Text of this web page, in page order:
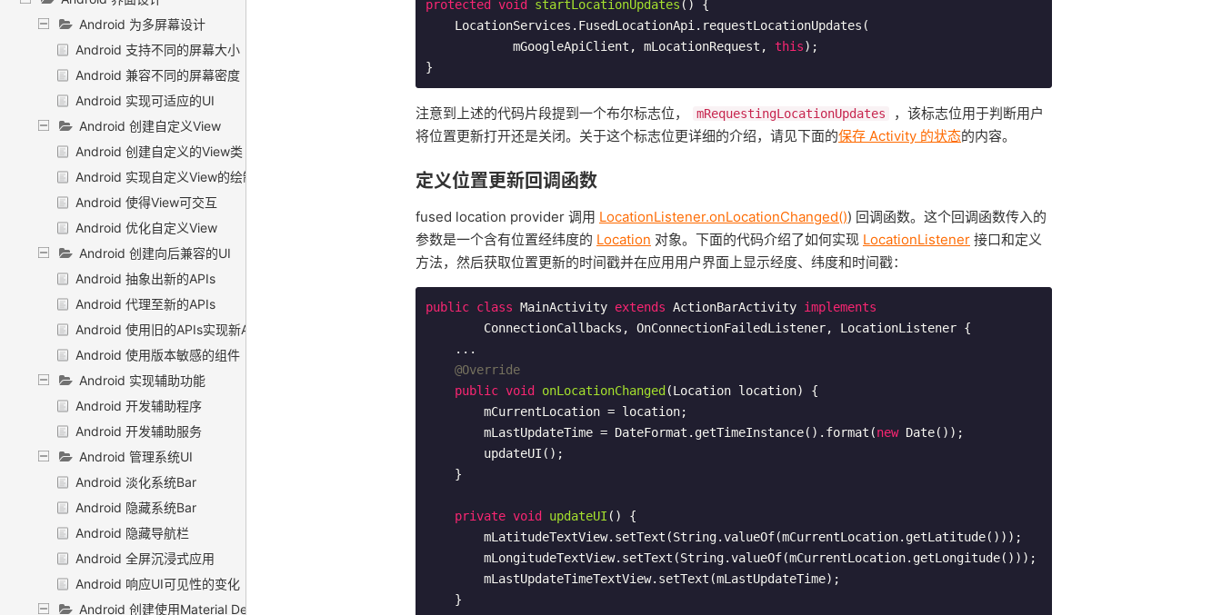
Android 为多屏幕设计
Android 支持不同的屏幕大小
Android 兼容不同的屏幕密度
Android 实现可适应的UI
Android 创建自定义View
Android 创建自定义的View类
Android 实现自定义View的绘制
Android 使得View可交互
Android 优化自定义View
Android 创建向后兼容的UI
Android 抽象出新的APIs
Android 代理至新的APIs
Android 使用旧的APIs实现新API的效果
Android 使用版本敏感的组件
Android 实现辅助功能
Android 开发辅助程序
Android 开发辅助服务
Android 管理系统UI
Android 淡化系统Bar
Android 隐藏系统Bar
Android 隐藏导航栏
Android 全屏沉浸式应用
Android 响应UI可见性的变化
Android 创建使用Material Design的应用
protected void startLocationUpdates ()
{
            mGoogleApiClient, mLocationRequest,
this);
注意到上述的代码片段提到一个布尔标志位， mRequestingLocationUpdates
，该标志位用于判断用户
将位置更新打开还是关闭。关于这个标志位更详细的介绍，请见下面的保存 Activity 的状态的内容。
定义位置更新回调函数
fused location provider 调用 LocationListener.onLocationChanged()) 回调函数。这个回调函数传入的
参数是一个含有位置经纬度的 Location 对象。下面的代码介绍了如何实现 LocationListener 接口和定义
方法，然后获取位置更新的时间戳并在应用用户界面上显示经度、纬度和时间戳：
public class MainActivity extends ActionBarActivity implements
ConnectionCallbacks , OnConnectionFailedListener, LocationListener {
@Override
public void onLocationChanged (Location location)
{
        mLastUpdateTime = DateFormat.getTimeInstance().format(
new Date());
private void updateUI ()
{